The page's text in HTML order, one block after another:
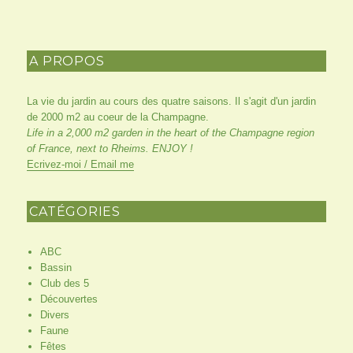
A PROPOS
La vie du jardin au cours des quatre saisons. Il s'agit d'un jardin
de 2000 m2 au coeur de la Champagne.
Life in a 2,000 m2 garden in the heart of the Champagne region
of France, next to Rheims. ENJOY !
Ecrivez-moi / Email me
CATÉGORIES
ABC
Bassin
Club des 5
Découvertes
Divers
Faune
Fêtes